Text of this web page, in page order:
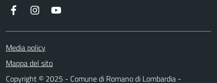
Facebook Instagram
Media policy
Mappa del sito
Copyright © 2025 - Comune di Romano di Lombardia -